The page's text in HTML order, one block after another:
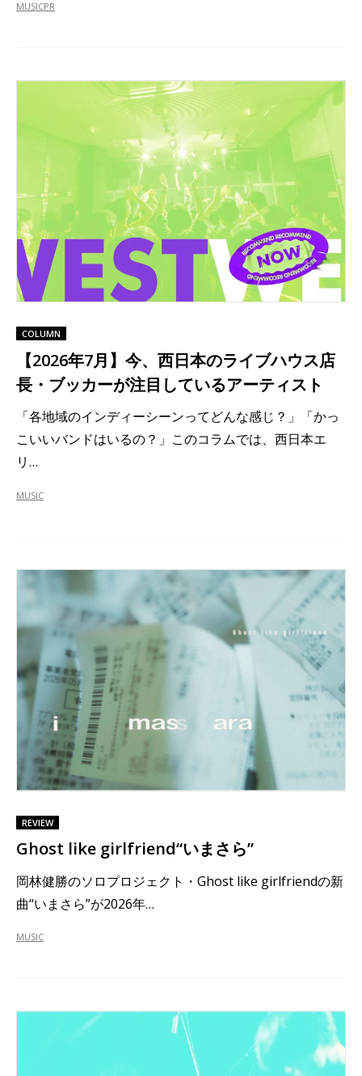
MUSICPR
COLUMN
【2026年7月】今、西日本のライブハウス店
長・ブッカーが注目しているアーティスト
「各地域のインディーシーンってどんな感じ？」「かっ
こいいバンドはいるの？」このコラムでは、西日本エ
リ…
MUSIC
REVIEW
Ghost like girlfriend“いまさら”
岡林健勝のソロプロジェクト・Ghost like girlfriendの新
曲“いまさら”が2026年…
MUSIC